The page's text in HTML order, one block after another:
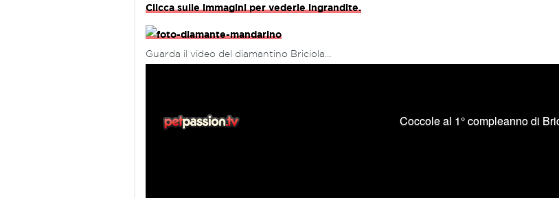
Clicca sulle immagini per vederle ingrandite.
Guarda il video del diamantino Briciola…